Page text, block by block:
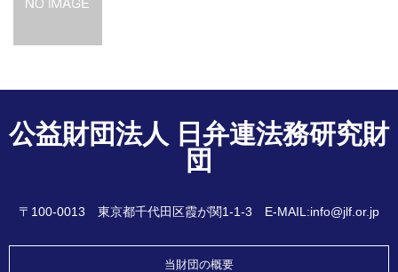
公益財団法人 日弁連法務研究財
団
〒100-0013 東京都千代田区霞が関1-1-3 E-MAIL:info@jlf.or.jp
当財団の概要